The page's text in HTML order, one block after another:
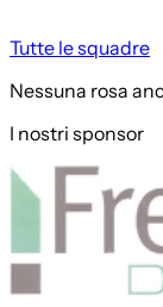
Tutte le squadre
Nessuna rosa
I nostri sponsor